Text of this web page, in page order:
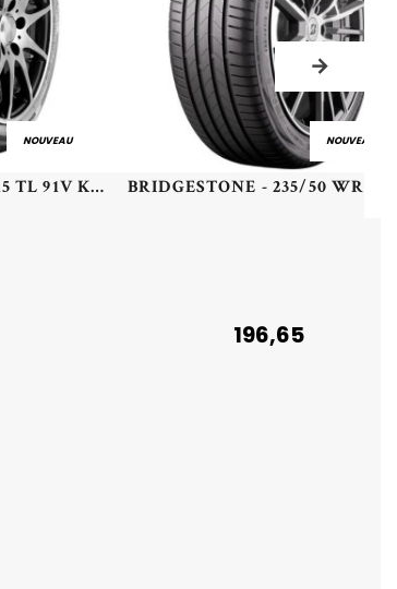
NOUVEAU
KLEBER - 195/65 VR15 TL 91V KLEB DYNAXER HP4 - 1956515 - CBA
NOUVEAU
196,65